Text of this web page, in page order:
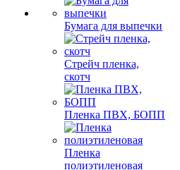
Бумага для выпечки
Стрейч пленка,
скотч
Пленка ПВХ, БОПП
Пленка
полиэтиленовая